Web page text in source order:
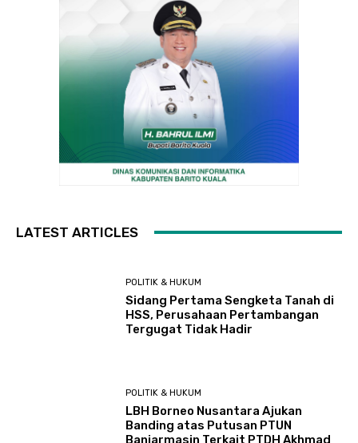
LATEST ARTICLES
POLITIK & HUKUM
Sidang Pertama Sengketa Tanah di
HSS, Perusahaan Pertambangan
Tergugat Tidak Hadir
POLITIK & HUKUM
LBH Borneo Nusantara Ajukan
Banding atas Putusan PTUN
Banjarmasin Terkait PTDH Akhmad